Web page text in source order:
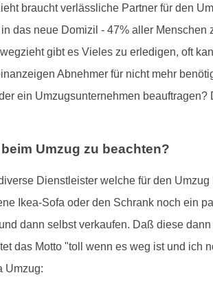
braucht verlässliche Partner für den
das neue Domizil - 47% aller
gibt es Vieles zu erledigen, oft
Abnehmer für nicht mehr
ein Umzugsunternehmen
Umzug zu beachten?
Dienstleister welche für den
Ikea-Sofa oder den Schrank noch ein
dann selbst verkaufen. Daß diese
das Motto "toll wenn es weg ist und ich
Umzug: